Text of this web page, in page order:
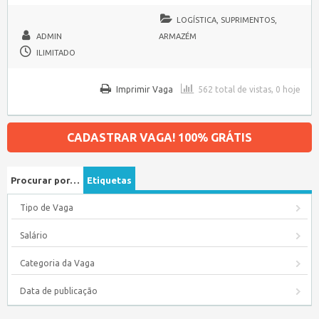
ADMIN
LOGÍSTICA, SUPRIMENTOS,
ARMAZÉM
ILIMITADO
562 total de vistas, 0 hoje
Imprimir Vaga
CADASTRAR VAGA! 100% GRÁTIS
Procurar por… Etiquetas
Tipo de Vaga
Salário
Categoria da Vaga
Data de publicação